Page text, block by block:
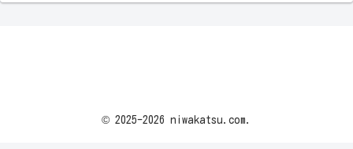
© 2025-2026 niwakatsu.com.